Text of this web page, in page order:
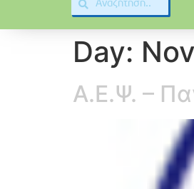
Day:
Α.Ε.Ψ. –